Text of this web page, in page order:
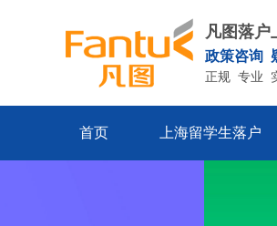
凡图落户
政策咨询
正规 专业
首页 上海留学生落户